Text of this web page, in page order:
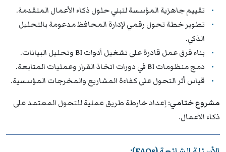
تقييم جاهزية المؤسسة لتبني حلول ذكاء الأعمال المتقدمة.
تطوير خطة تحول رقمي لإدارة المحافظ مدعومة بالتحليل
الذكي.
بناء فرق عمل قادرة على تشغيل أدوات BI وتحليل البيانات.
دمج منظومات BI في دورات اتخاذ القرار وعمليات المتابعة.
قياس أثر التحول على كفاءة المشاريع والمخرجات المؤسسية.
مشروع ختامي: إعداد خارطة طريق عملية للتحول المعتمد على
ذكاء الأعمال.